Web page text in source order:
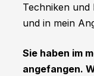
Techniken
und in mein
Sie haben im
angefangen.